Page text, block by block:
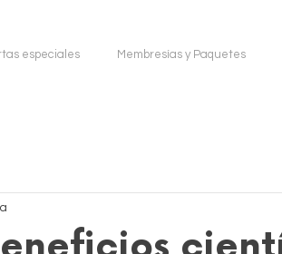
especiales Membresías y Paquetes